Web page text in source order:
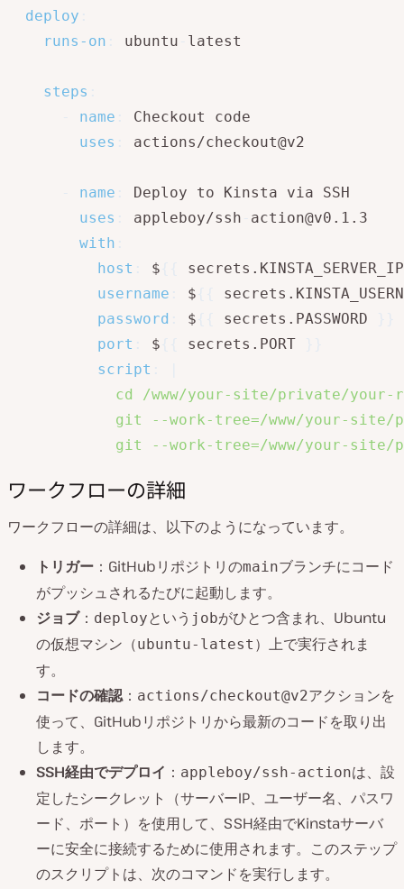
deploy
runs-on
ubuntu latest
steps
name
Checkout code
uses
actions/checkout@v2
name
Deploy to Kinsta via SSH
uses
appleboy/ssh
action@v0.1.3
with
host
$
username
$
password
$ secrets.PASSWORD
port
$ secrets.PORT
script
cd /www/your-site/private/your-
git --work-tree=/www/your-site/
git --work-tree=/www/your-site/
ワークフローの詳細
ワークフローの詳細は、以下のようになっています。
トリガー ：GitHubリポジトリのmainブランチにコード
がプッシュされるたびに起動します。
ジョブ： deployという jobがひとつ含まれ、Ubuntu
の仮想マシン（ubuntu-latest ）上で実行されま
す。
コードの確認： actions/checkout@v2アクションを
使って、GitHubリポジトリから最新のコードを取り出
します。
SSH経由でデプロイ ： appleboy/ssh-actionは、設
定したシークレット（サーバーIP、ユーザー名、パスワ
ード、ポート）を使用して、SSH経由でKinstaサーバ
ーに安全に接続するために使用されます。このステップ
のスクリプトは、次のコマンドを実行します。